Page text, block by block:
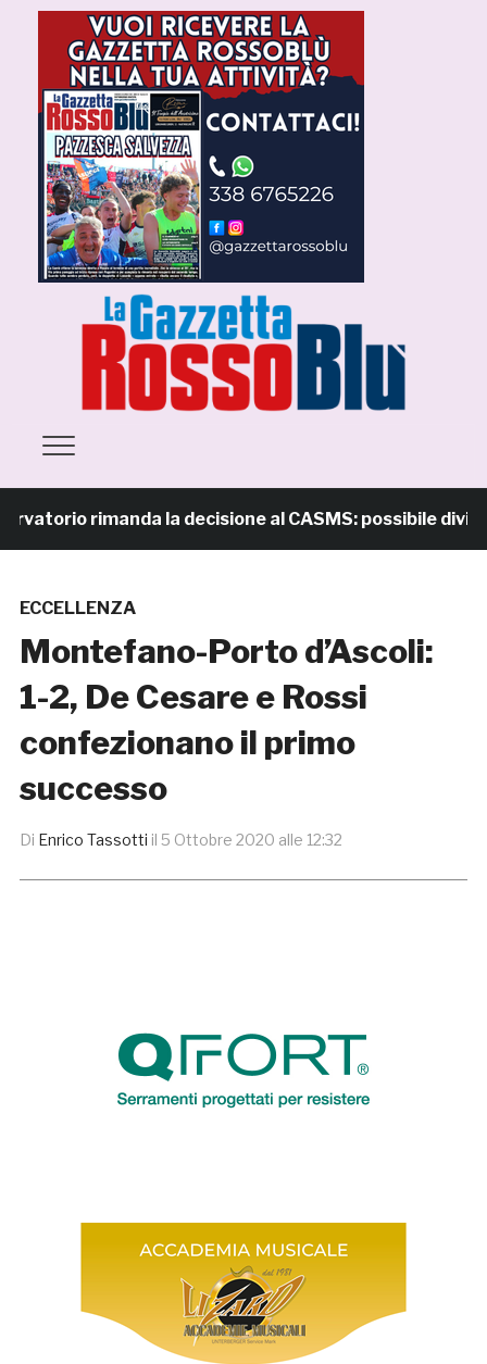
rimanda la decisione al CASMS: possibile divieto
ECCELLENZA
Montefano-Porto d’Ascoli:
1-2, De Cesare e Rossi
confezionano il primo
successo
Di Enrico Tassotti il 5 Ottobre 2020 alle 12:32